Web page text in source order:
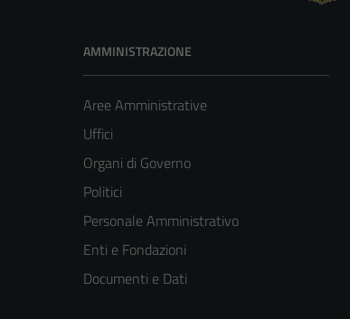
AMMINISTRAZIONE
Aree Amministrative
Uffici
Organi di Governo
Politici
Personale Amministrativo
Enti e Fondazioni
Documenti e Dati